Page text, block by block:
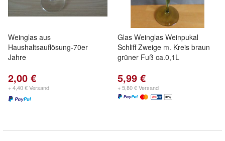
Weinglas aus
Haushaltsauflösung-70er
Jahre
2,00 €
+ 4,40 € Versand
Glas Weinglas Weinpukal
Schliff Zweige m. Kreis braun
grüner Fuß ca.0,1L
5,99 €
+ 5,80 € Versand